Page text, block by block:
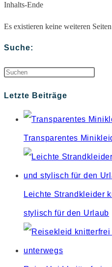
–
Ihr
den
Strandurlaub
Inhalts-Ende
Es existieren keine weiteren Seiten
Suche:
Letzte Beiträge
Transparentes
Leichte Strandkleider
stylisch für den Urlaub